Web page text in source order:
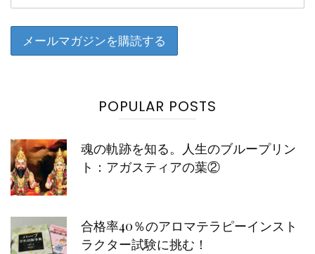
POPULAR POSTS
魂の軌跡を知る。人生のブループリン
ト：アガスティアの葉②
合格率40％のアロマテラピーインスト
ラクター試験に挑む！